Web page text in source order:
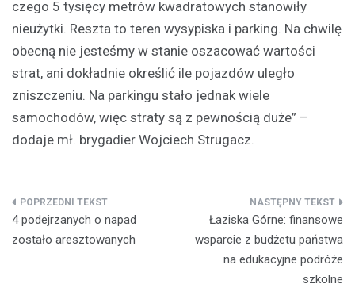
czego 5 tysięcy metrów kwadratowych stanowiły
nieużytki. Reszta to teren wysypiska i parking. Na chwilę
obecną nie jesteśmy w stanie oszacować wartości
strat, ani dokładnie określić ile pojazdów uległo
zniszczeniu. Na parkingu stało jednak wiele
samochodów, więc straty są z pewnością duże” –
dodaje mł. brygadier Wojciech Strugacz.
Nawigacja
wpisu
4 podejrzanych o napad
zostało aresztowanych
Łaziska Górne: finansowe
wsparcie z budżetu państwa
na edukacyjne podróże
szkolne